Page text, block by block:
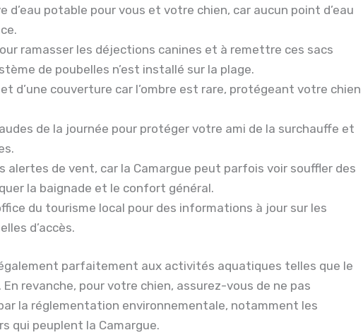
d’eau potable pour vous et votre chien, car aucun point d’eau
ramasser les déjections canines et à remettre ces sacs
de poubelles n’est installé sur la plage.
d’une couverture car l’ombre est rare, protégeant votre chien
de la journée pour protéger votre ami de la surchauffe et
alertes de vent, car la Camargue peut parfois voir souffler des
la baignade et le confort général.
du tourisme local pour des informations à jour sur les
d’accès.
parfaitement aux activités aquatiques telles que le
revanche, pour votre chien, assurez-vous de ne pas
la réglementation environnementale, notamment les
qui peuplent la Camargue.